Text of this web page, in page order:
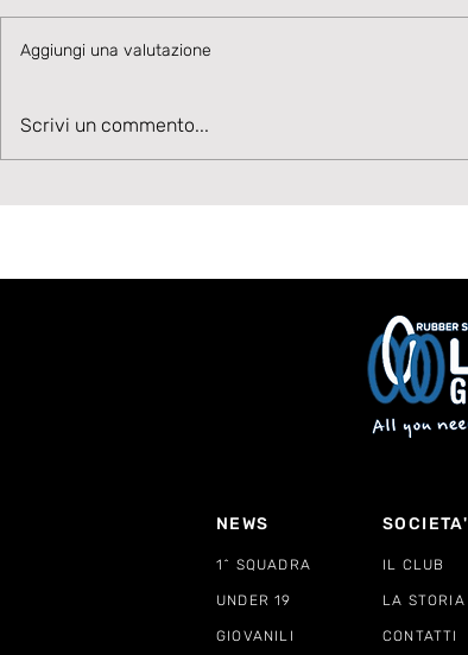
Talento in accelerazione:
Aggiungi una valutazione
Scrivi un commento...
NEWS SOCIETA'
1^ SQUADRA IL CLUB
UNDER 19 LA STORIA
GIOVANILI CONTATTI